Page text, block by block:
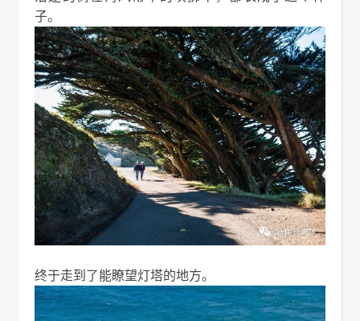
子。
终于走到了能瞭望灯塔的地方。